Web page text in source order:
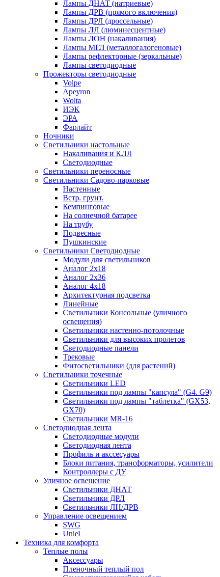
Лампы ДНАТ (натриевые)
Лампы ДРВ (прямого включения)
Лампы ДРЛ (дроссельные)
Лампы ЛЛ (люминесцентные)
Лампы ЛОН (накаливания)
Лампы МГЛ (металлогалогеновые)
Лампы рефлекторные (зеркальные)
Лампы светодиодные
Прожекторы светодиодные
Volpe
Apeyron
Wolta
ИЭК
ЭРА
Фарлайт
Ночники
Светильники настольные
Накаливания и КЛЛ
Светодиодные
Светильники переносные
Светильники Садово-парковые
Настенные
Встр. грунт.
Кемпинговые
На солнечной батарее
На трубу
Подвесные
Пушкинские
Светильники Светодиодные
Модули для светильников
Аналог 2х18
Аналог 2х36
Аналог 4х18
Архитектурная подсветка
Линейные
Светильники Консольные (уличного
освещения)
Светильники настенно-потолочные
Светильники для высоких пролетов
Светодиодные панели
Трековые
Фитосветильники (для растений)
Светильники точечные
Светильники LED
Светильники под лампы "капсула" (G4. G9)
Светильники под лампы "таблетка" (GX53,
GX70)
Светильники MR-16
Светодиодная лента
Светодиодные модули
Светодиодная лента
Профиль и акссесуары
Блоки питания, трансформаторы, усилители
Контроллеры с ДУ
Уличное освещение
Светильники ДНАТ
Светильники ДРЛ
Светильники ЛН/ДРВ
Управление освещением
SWG
Uniel
Техника для комфорта
Теплые полы
Аксессуары
Пленочный теплый пол